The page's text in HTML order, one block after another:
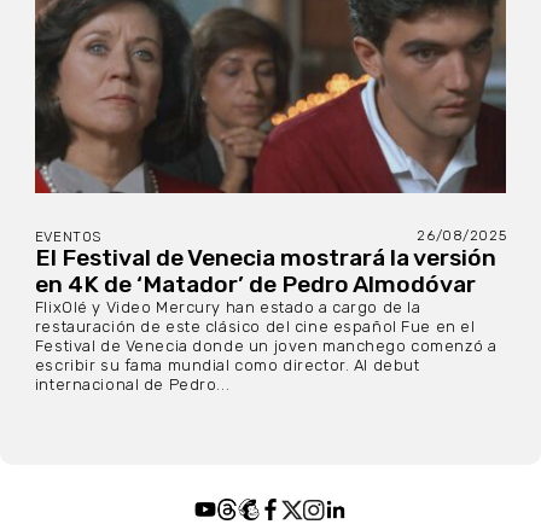
EVENTOS 26/08/2025
El Festival de Venecia mostrará la versión
en 4K de ‘Matador’ de Pedro Almodóvar
FlixOlé y Video Mercury han estado a cargo de la
restauración de este clásico del cine español Fue en el
Festival de Venecia donde un joven manchego comenzó a
escribir su fama mundial como director. Al debut
internacional de Pedro...